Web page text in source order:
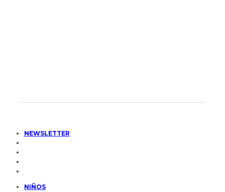
NEWSLETTER
NIÑOS